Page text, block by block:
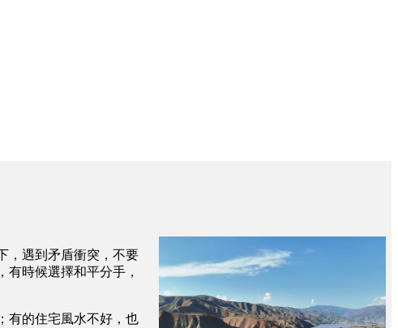
，遇到矛盾衝突，不要
時候選擇和平分手，
有的住宅風水不好，也